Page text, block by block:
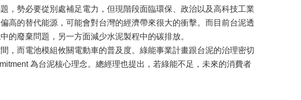
，勢必要從別處補足電力，但現階段面臨環保、政治以及高科技工業
高的替代能源，可能會對台灣的經濟帶來很大的衝擊。而目前台泥透
的廢棄問題，另一方面減少水泥製程中的碳排放。
，而電池模組攸關電動車的普及度。綠能事業計畫跟台泥的治理密切
為台泥核心理念。總經理也提出，若綠能不足，未來的消費者